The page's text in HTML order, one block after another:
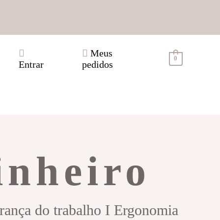
Entrar
Meus
pedidos
0
do trabalho I Ergonomia